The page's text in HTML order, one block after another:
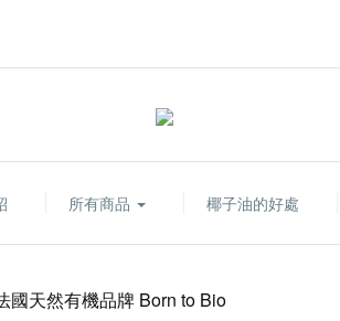
所有商品 椰子油的好處
國天然有機品牌 Born to Bio